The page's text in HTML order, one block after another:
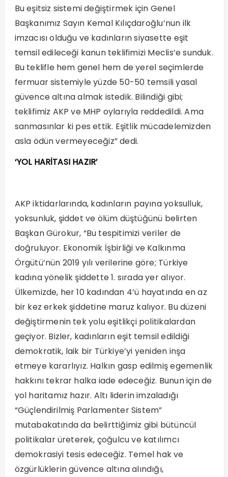
Bu eşitsiz sistemi değiştirmek için Genel
Başkanımız Sayın Kemal Kılıçdaroğlu’nun ilk
imzacısı olduğu ve kadınların siyasette eşit
temsil edileceği kanun teklifimizi Meclis’e sunduk.
Bu teklifle hem genel hem de yerel seçimlerde
fermuar sistemiyle yüzde 50-50 temsili yasal
güvence altına almak istedik. Bilindiği gibi;
teklifimiz AKP ve MHP oylarıyla reddedildi. Ama
sanmasınlar ki pes ettik. Eşitlik mücadelemizden
asla ödün vermeyeceğiz” dedi.
‘YOL HARİTASI HAZIR’
AKP iktidarlarında, kadınların payına yoksulluk,
yoksunluk, şiddet ve ölüm düştüğünü belirten
Başkan Gürokur, “Bu tespitimizi veriler de
doğruluyor. Ekonomik İşbirliği ve Kalkınma
Örgütü’nün 2019 yılı verilerine göre; Türkiye
kadına yönelik şiddette 1. sırada yer alıyor.
Ülkemizde, her 10 kadından 4’ü hayatında en az
bir kez erkek şiddetine maruz kalıyor. Bu düzeni
değiştirmenin tek yolu eşitlikçi politikalardan
geçiyor. Bizler, kadınların eşit temsil edildiği
demokratik, laik bir Türkiye’yi yeniden inşa
etmeye kararlıyız. Halkın gasp edilmiş egemenlik
hakkını tekrar halka iade edeceğiz. Bunun için de
yol haritamız hazır. Altı liderin imzaladığı
“Güçlendirilmiş Parlamenter Sistem”
mutabakatında da belirttiğimiz gibi bütüncül
politikalar üreterek, çoğulcu ve katılımcı
demokrasiyi tesis edeceğiz. Temel hak ve
özgürlüklerin güvence altına alındığı,